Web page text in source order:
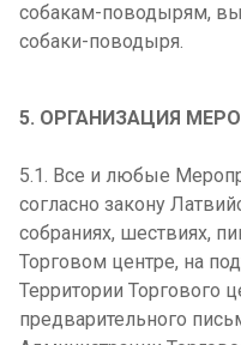
собакам-поводырям,
собаки-поводыря.
5. ОРГАНИЗАЦИЯ
5.1. Все и любые
согласно закону
собраниях, шествиях,
Торговом центре, на
Территории Торгового
предварительного